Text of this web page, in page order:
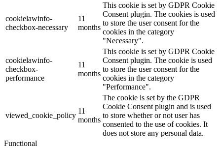
cookielawinfo-
checkbox-necessary
11
months
This cookie is set by GDPR Cookie
Consent plugin. The cookies is used
to store the user consent for the
cookies in the category
"Necessary".
cookielawinfo-
checkbox-
performance
11
months
This cookie is set by GDPR Cookie
Consent plugin. The cookie is used
to store the user consent for the
cookies in the category
"Performance".
viewed_cookie_policy
11
months
The cookie is set by the GDPR
Cookie Consent plugin and is used
to store whether or not user has
consented to the use of cookies. It
does not store any personal data.
Functional